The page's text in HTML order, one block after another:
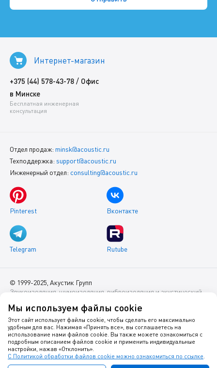
Интернет-магазин
+375 (44) 578-43-78 / Офис
в Минске
Бесплатная инженерная
консультация
Отдел продаж: minsk@acoustic.ru
Техподдержка: support@acoustic.ru
Инженерный отдел: consulting@acoustic.ru
Pinterest Вконтакте
Telegram Rutube
© 1999-2025, Акустик Групп
Звукоизоляция, шумоизоляция, виброизоляция и акустический
Данный интернет-сайт носит исключительно информационный
характер и ни при каких условиях не является публичной
офертой.
Политика оператора в отношении обработки персональных
Мы используем файлы cookie
Этот сайт использует файлы cookie, чтобы сделать его максимально
удобным для вас. Нажимая «Принять все», вы соглашаетесь на
использование нами файлов cookie. Вы также можете ознакомиться с
подробным описанием файлов cookie и применить индивидуальные
настройки, нажав «Отклонить».
С Политикой обработки файлов cookie можно ознакомиться по ссылке.